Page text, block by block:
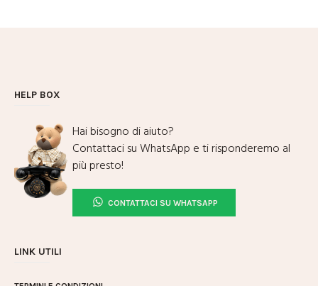
HELP BOX
Hai bisogno di aiuto?
Contattaci su WhatsApp e ti risponderemo al
più presto!
CONTATTACI SU WHATSAPP
LINK UTILI